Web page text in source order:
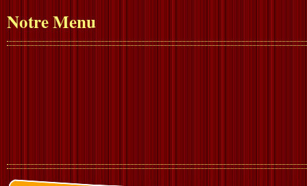
Notre Menu